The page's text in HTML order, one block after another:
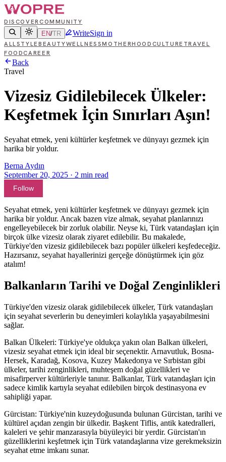
DISCOVERCOMMUNITY
EN/TR WriteSign in
ALLSTYLE BEAUTYWELLNESSMOTHERHOOD CULTURE TRAVEL
FOODCAREER
Back
Travel
Vizesiz Gidilebilecek Ülkeler:
Keşfetmek İçin Sınırları Aşın!
Seyahat etmek, yeni kültürler keşfetmek ve dünyayı gezmek için
harika bir yoldur.
Berna Aydın
September 20, 2025 · 2 min read
Follow
Seyahat etmek, yeni kültürler keşfetmek ve dünyayı gezmek için
harika bir yoldur. Ancak bazen vize almak, seyahat planlarınızı
engelleyebilecek bir zorluk olabilir. Neyse ki, Türk vatandaşları için
birçok ülke vizesiz olarak ziyaret edilebilir. Bu makalede,
Türkiye'den vizesiz gidilebilecek bazı popüler ülkeleri keşfedeceğiz.
Hazırsanız, seyahat hayallerinizi gerçeğe dönüştürmek için göz
atalım!
Balkanların Tarihi ve Doğal Zenginlikleri
Türkiye'den vizesiz olarak gidilebilecek ülkeler, Türk vatandaşları
için seyahat severlerin bu deneyimleri kolaylıkla yaşayabilmesini
sağlar.
Balkan Ülkeleri: Türkiye'ye oldukça yakın olan Balkan ülkeleri,
vizesiz seyahat etmek için ideal bir seçenektir. Arnavutluk, Bosna-
Hersek, Karadağ, Kosova, Kuzey Makedonya ve Sırbistan gibi
ülkeler, tarihi zenginlikleri, muhteşem doğal güzellikleri ve
misafirperver kültürleriyle tanınır. Balkanlar, Türk vatandaşları için
sadece kimlik kartıyla seyahat edilebilen birçok destinasyona ev
sahipliği yapar.
Gürcistan: Türkiye'nin kuzeydoğusunda bulunan Gürcistan, tarihi ve
kültürel açıdan zengin bir ülkedir. Başkent Tiflis, antik katedralleri,
kaleleri ve şehir manzarasıyla büyüleyici bir yerdir. Gürcistan'ın
güzelliklerini keşfetmek için Türk vatandaşlarına vize gerekmeksizin
seyahat etme imkanı sunar.